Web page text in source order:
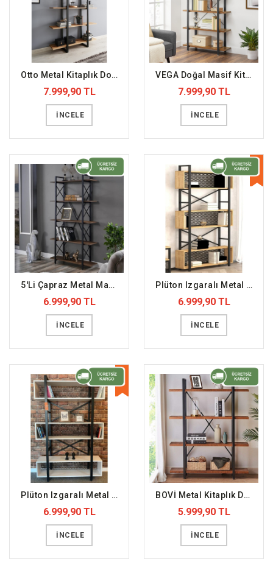
Otto Metal Kitaplık Doğal Masif Ahşap Raf (DFFKT10)
7.999,90 TL
İNCELE
VEGA Doğal Masif Kitaplık Ahşap Raf (DFFKT5)
7.999,90 TL
İNCELE
5'Li Çapraz Metal Masif Ahşap Kitaplık (DFFKT23)
6.999,90 TL
İNCELE
Plüton Izgaralı Metal Ahşap Kitaplık (DFFKT49)
6.999,90 TL
İNCELE
Plüton Izgaralı Metal Beyaz Ahşap Kitaplık (DFFKT50)
6.999,90 TL
İNCELE
BOVİ Metal Kitaplık Doğal Ahşap Raf (DFFKT1)
5.999,90 TL
İNCELE